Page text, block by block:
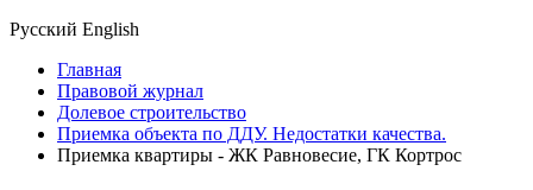
Русский English
Главная
Правовой журнал
Долевое строительство
Приемка объекта по ДДУ. Недостатки качества.
Приемка квартиры - ЖК Равновесие, ГК Кортрос